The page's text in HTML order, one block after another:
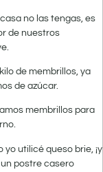
no las tengas, es
de nuestros
de membrillos, ya
de azúcar.
membrillos para
utilicé queso brie, ¡y
postre casero